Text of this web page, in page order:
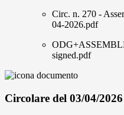
Circ. n. 270 -
04-2026.pdf
signed.pdf
Circolare del 03/04/2026